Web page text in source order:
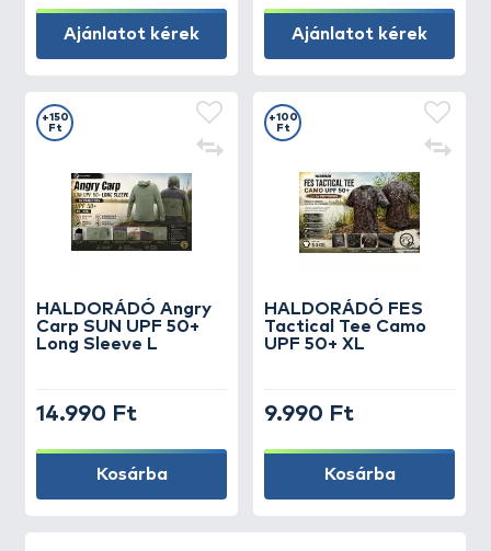
Ajánlatot kérek Ajánlatot kérek
HALDORÁDÓ Angry
Carp SUN UPF 50+
Long Sleeve L
+150
Ft
14.990 Ft
Kosárba
HALDORÁDÓ FES
Tactical Tee Camo
UPF 50+ XL
+100
Ft
9.990 Ft
Kosárba